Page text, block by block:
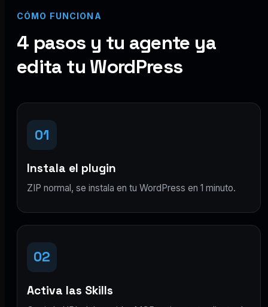
CÓMO FUNCIONA
4 pasos y tu agente ya
edita tu WordPress
01
Instala el plugin
ZIP normal, se instala en tu WordPress en 1 minuto.
02
Activa las Skills